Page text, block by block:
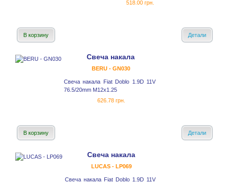
518.00 грн.
В корзину Детали
Свеча накала
BERU - GN030
Свеча накала Fiat Doblo 1.9D 11V
76.5/20mm M12x1.25
626.78 грн.
В корзину Детали
Свеча накала
LUCAS - LP069
Свеча накала Fiat Doblo 1.9D 11V